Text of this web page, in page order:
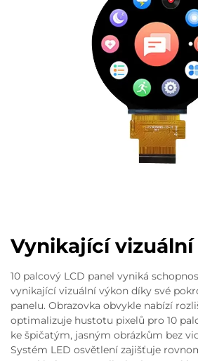
Vynikající
10 palcový LCD panel vyniká
vynikající vizuální výkon díky své
panelu. Obrazovka obvykle nabízí
optimalizuje hustotu pixelů pro 10
ke špičatým, jasným obrázkům bez
Systém LED osvětlení zajišťuje